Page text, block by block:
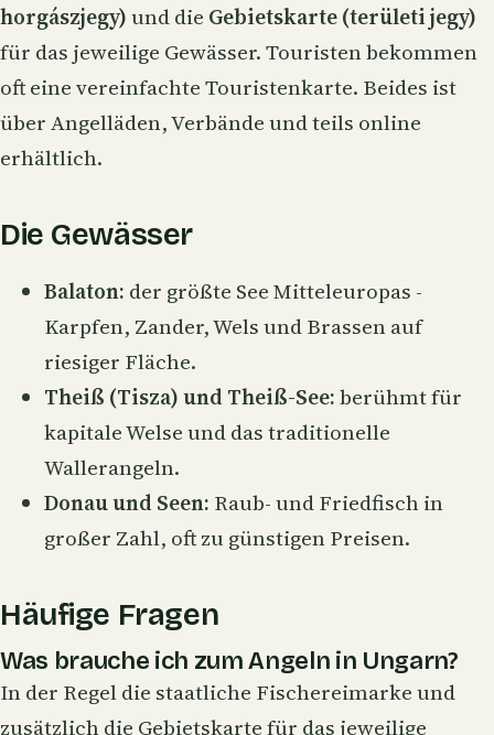
horgászjegy)und die Gebietskarte (területi jegy)
für das jeweilige Gewässer. Touristen bekommen
oft eine vereinfachte Touristenkarte. Beides ist
über Angelläden, Verbände und teils online
erhältlich.
Die Gewässer
Balaton: der größte See Mitteleuropas -
Karpfen, Zander, Wels und Brassen auf
riesiger Fläche.
Theiß (Tisza) und Theiß-See:berühmt für
kapitale Welse und das traditionelle
Wallerangeln.
Donau und Seen: Raub- und Friedfisch in
großer Zahl, oft zu günstigen Preisen.
Häufige Fragen
Was brauche ich zum Angeln in Ungarn?
In der Regel die staatliche Fischereimarke und
zusätzlich die Gebietskarte für das jeweilige